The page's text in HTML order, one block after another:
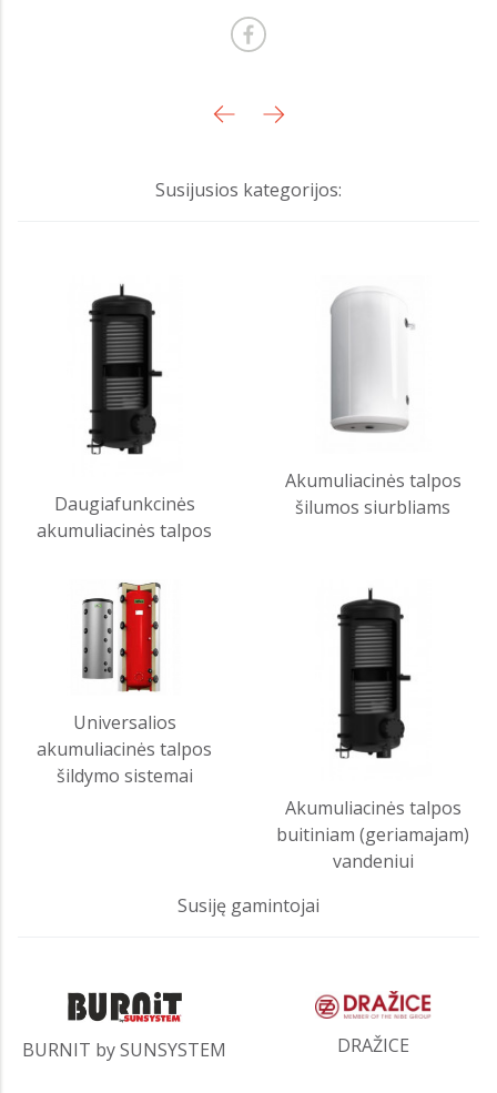
Susijusios kategorijos:
Daugiafunkcinės
akumuliacinės talpos
Akumuliacinės talpos
šilumos siurbliams
Universalios
akumuliacinės talpos
šildymo sistemai
Akumuliacinės talpos
buitiniam (geriamajam)
vandeniui
Susiję gamintojai
BURNIT by SUNSYSTEM DRAŽICE